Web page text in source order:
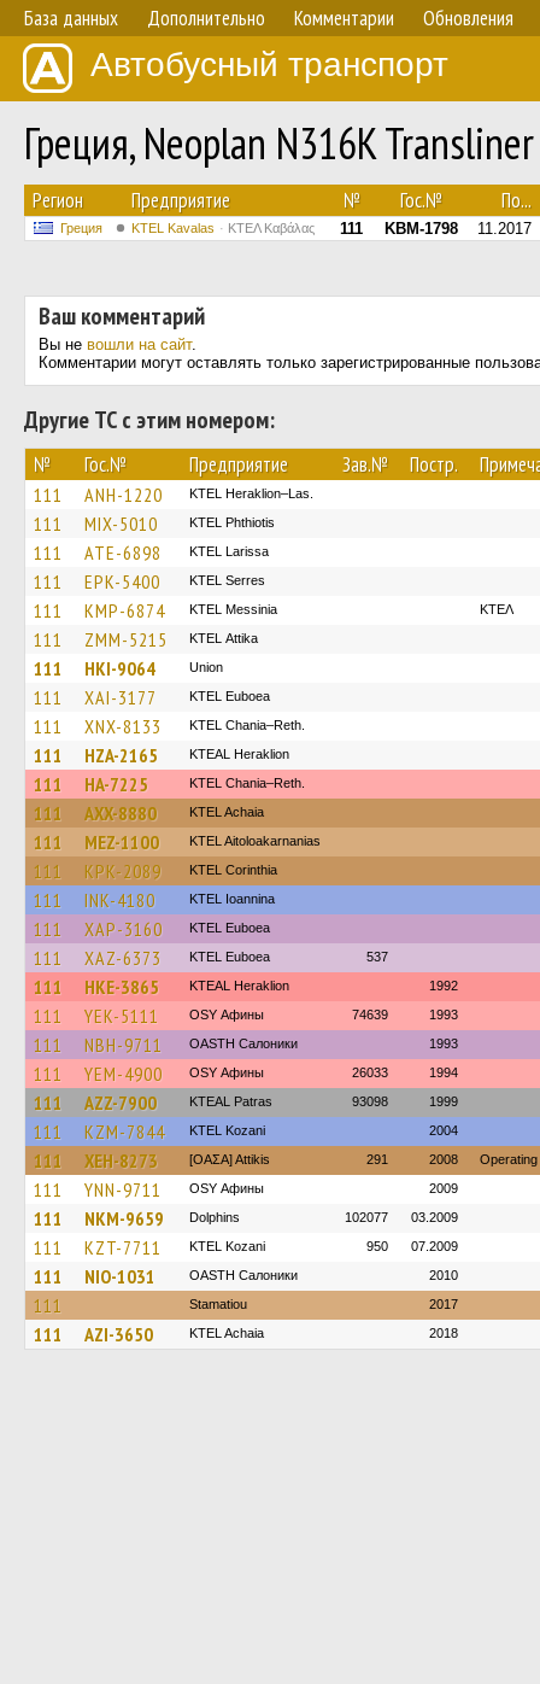
База данных Дополнительно Комментарии Обновления
Автобусный транспорт
Греция, Neoplan N316K
Регион Предприятие № Гос.№ По...
Греция KTEL Kavalas ΚΤΕΛ Καβάλας 111 KBM-1798 11.2017
Ваш комментарий
Вы не вошли на сайт.
Комментарии могут оставлять только зарегистрированные
Другие ТС с этим номером:
№ Гос.№ Предприятие Зав.№ Постр.
111 ANH-1220 KTEL Heraklion–Las.
111 MIX-5010 ΚΤΕL Phthiotis
111 ATE-6898 KTEL Larissa
111 EPK-5400 KTEL Serres
111 KMP-6874 KTEL Messinia ΚΤΕΛ
111 ZMM-5215 KΤΕL Αttika
111 HKI-9064 Union
111 XAI-3177 ΚΤΕL Euboea
111 XNX-8133 KTEL Chania–Reth.
111 HZA-2165 KTEAL Heraklion
111 HA-7225 KTEL Chania–Reth.
111 AXX-8880 KTEL Achaia
111 MEZ-1100 KTEL Aitoloakarnanias
111 KPK-2089 KTEL Corinthia
111 INK-4180 KTEL Ioannina
111 XAP-3160 ΚΤΕL Euboea
111 XAZ-6373 ΚΤΕL Euboea 537
111 HKE-3865 KTEAL Heraklion 1992
111 YEK-5111 OSY Афины 74639 1993
111 NBH-9711 OASTH Салоники 1993
111 YEM-4900 OSY Афины 26033 1994
111 AZZ-7900 KTEAL Patras 93098 1999
111 KZM-7844 ΚΤΕL Kozani 2004
111 XEH-8273 [ΟΑΣΑ] Αttikis 291 2008
111 YNN-9711 OSY Афины 2009
111 NKM-9659 Dolphins 102077 03.2009
111 KZT-7711 ΚΤΕL Kozani 950 07.2009
111 NIO-1031 OASTH Салоники 2010
111 Stamatiou 2017
111 AZI-3650 KTEL Achaia 2018